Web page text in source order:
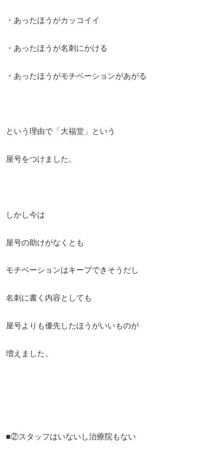
・あったほうがカッコイイ
・あったほうが名刺にかける
・あったほうがモチベーションがあがる
という理由で「大福堂」という
屋号をつけました。
しかし今は
屋号の助けがなくとも
モチベーションはキープできそうだし
名刺に書く内容としても
屋号よりも優先したほうがいいものが
増えました。
■②スタッフはいないし治療院もない